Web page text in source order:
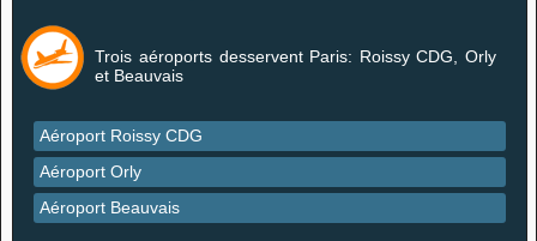
Trois aéroports desservent Paris: Roissy CDG, Orly
et Beauvais
Aéroport Roissy CDG
Aéroport Orly
Aéroport Beauvais